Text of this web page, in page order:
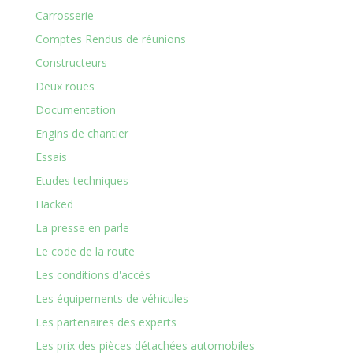
Carrosserie
Comptes Rendus de réunions
Constructeurs
Deux roues
Documentation
Engins de chantier
Essais
Etudes techniques
Hacked
La presse en parle
Le code de la route
Les conditions d'accès
Les équipements de véhicules
Les partenaires des experts
Les prix des pièces détachées automobiles